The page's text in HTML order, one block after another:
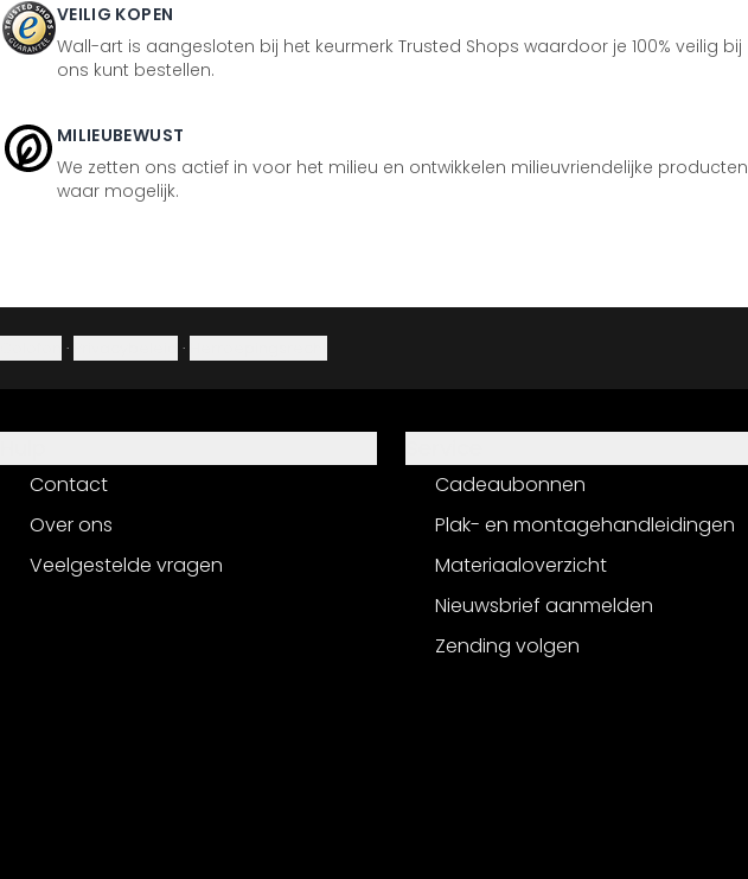
VEILIG KOPEN
Wall-art is aangesloten bij het keurmerk Trusted Shops waardoor je 100% veilig bij
ons kunt bestellen.
MILIEUBEWUST
We zetten ons actief in voor het milieu en ontwikkelen milieuvriendelijke producten
waar mogelijk.
· ·
Contact
Over ons
Veelgestelde vragen
Cadeaubonnen
Plak- en montagehandleidingen
Materiaaloverzicht
Nieuwsbrief aanmelden
Zending volgen